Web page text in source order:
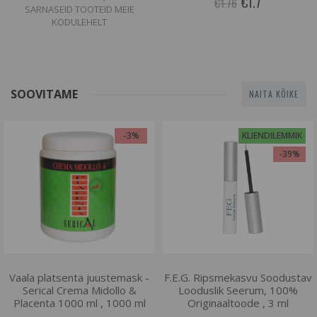
SARNASEID TOOTEID MEIE
KODULEHELT
SOOVITAME NAITA KÕIKE
-3%
Vaala platsenta juustemask -
Serical Crema Midollo &
Placenta 1000 ml , 1000 ml
KLIENDILEMMIK
-39%
F.E.G. Ripsmekasvu Soodustav
Looduslik Seerum, 100%
Originaaltoode , 3 ml